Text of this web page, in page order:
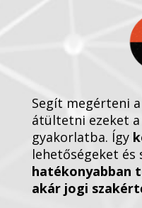
Segít megérteni
átültetni ezeket
gyakorlatba. Így
lehetőségeket és
hatékonyabban
akár jogi